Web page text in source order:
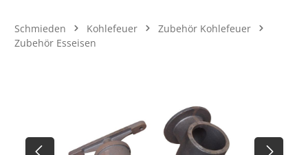
Schmieden Kohlefeuer
Zubehör Kohlefeuer
Zubehör Esseisen